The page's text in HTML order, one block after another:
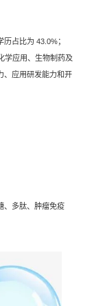
占比为 43.0%；
学应用、生物制药及
、应用研发能力和开
、多肽、肿瘤免疫